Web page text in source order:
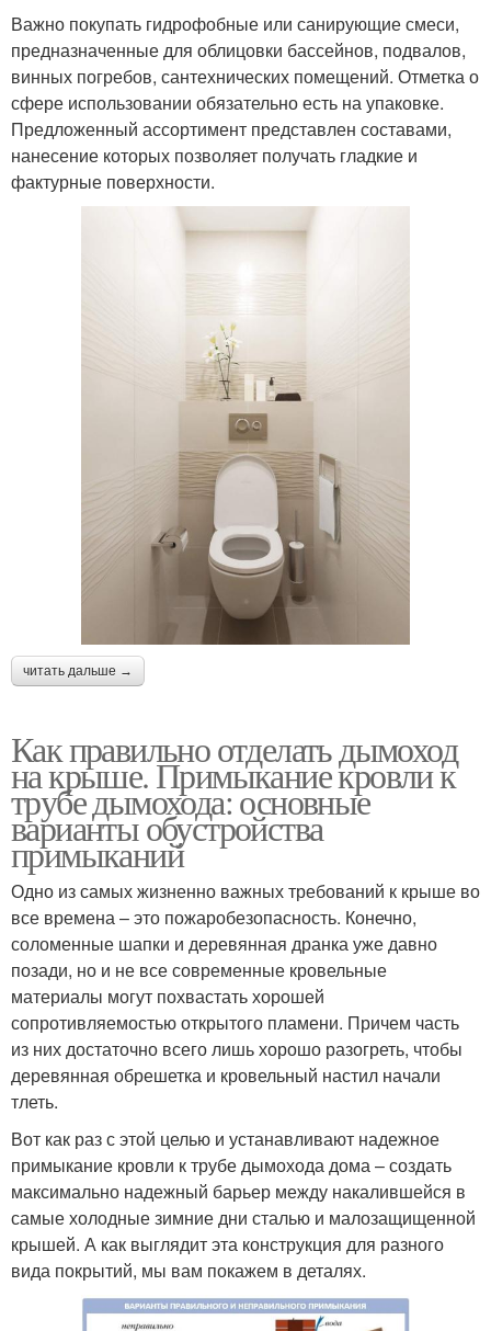
Важно покупать гидрофобные или санирующие смеси,
предназначенные для облицовки бассейнов, подвалов,
винных погребов, сантехнических помещений. Отметка о
сфере использовании обязательно есть на упаковке.
Предложенный ассортимент представлен составами,
нанесение которых позволяет получать гладкие и
фактурные поверхности.
читать дальше →
Как правильно отделать дымоход
на крыше. Примыкание кровли к
трубе дымохода: основные
варианты обустройства
примыканий
Одно из самых жизненно важных требований к крыше во
все времена – это пожаробезопасность. Конечно,
соломенные шапки и деревянная дранка уже давно
позади, но и не все современные кровельные
материалы могут похвастать хорошей
сопротивляемостью открытого пламени. Причем часть
из них достаточно всего лишь хорошо разогреть, чтобы
деревянная обрешетка и кровельный настил начали
тлеть.
Вот как раз с этой целью и устанавливают надежное
примыкание кровли к трубе дымохода дома – создать
максимально надежный барьер между накалившейся в
самые холодные зимние дни сталью и малозащищенной
крышей. А как выглядит эта конструкция для разного
вида покрытий, мы вам покажем в деталях.